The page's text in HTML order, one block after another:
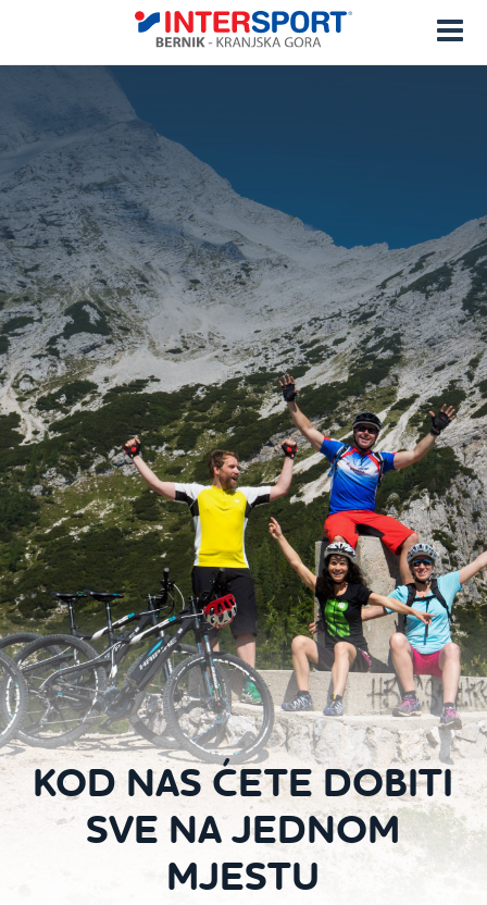
KOD NAS ĆETE DOBITI
SVE NA JEDNOM
MJESTU